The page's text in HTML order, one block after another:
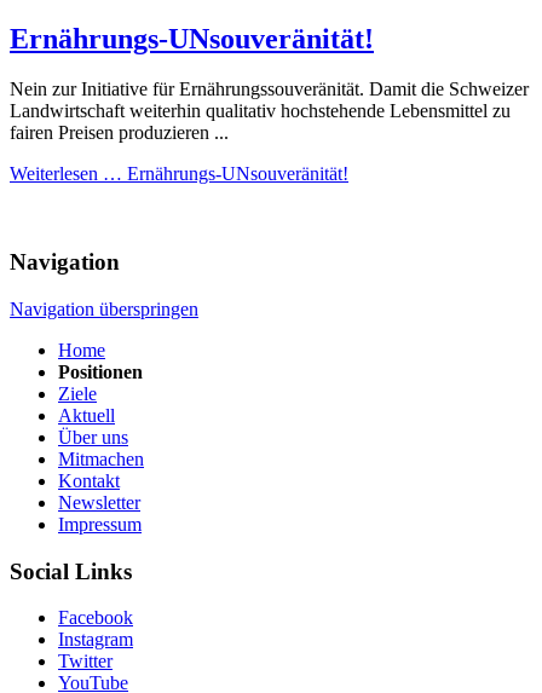
Ernährungs-­UNsouveränität!
Nein zur Initiative für Ernährungssouveränität. Damit die Schweizer
Landwirtschaft weiterhin qualitativ hochstehende Lebensmittel zu
fairen Preisen produzieren ...
Weiterlesen … Ernährungs-­UNsouveränität!
Navigation
Navigation überspringen
Home
Positionen
Ziele
Aktuell
Über uns
Mitmachen
Kontakt
Newsletter
Impressum
Social Links
Facebook
Instagram
Twitter
YouTube